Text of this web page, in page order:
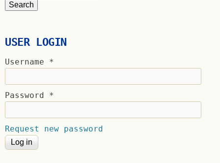
USER LOGIN
Username *
Password *
Request new password